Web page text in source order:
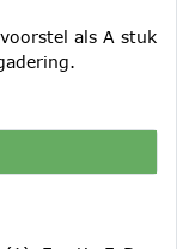
als A stuk